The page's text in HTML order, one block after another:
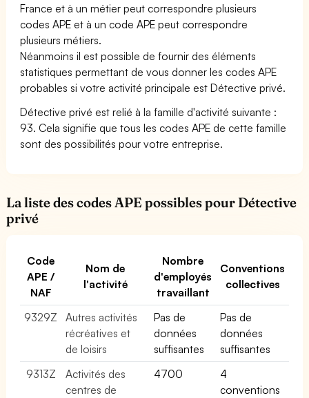
France et à un métier peut correspondre plusieurs
codes APE et à un code APE peut correspondre
plusieurs métiers.
Néanmoins il est possible de fournir des éléments
statistiques permettant de vous donner les codes APE
probables si votre activité principale est Détective privé.
Détective privé est relié à la famille d'activité suivante :
93. Cela signifie que tous les codes APE de cette famille
sont des possibilités pour votre entreprise.
La liste des codes APE possibles pour Détective
privé
Code
APE /
NAF
Nom de
l'activité
Nombre
d'employés
travaillant
Conventions
collectives
9329Z
Autres activités
récréatives et
de loisirs
Pas de
données
suffisantes
Pas de
données
suffisantes
9313Z
Activités des
centres de
4700
4
conventions